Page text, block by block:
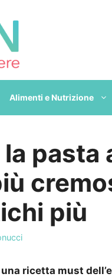
Alimenti e Nutrizione
pasta
più
ricetta must